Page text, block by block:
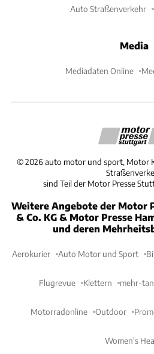
Auto Straßenverkehr
Media
Mediadaten Online
©2026 auto motor und sport, Motor
sind Teil der Motor Presse
Weitere Angebote der Motor
& Co. KG & Motor Presse
und deren
Aerokurier Auto Motor und Sport
Flugrevue Klettern mehr-
Motorradonline Outdoor
Women's